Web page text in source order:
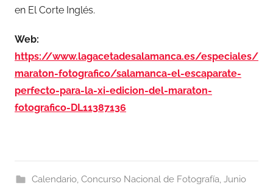
en El Corte Inglés.
Web:
https://www.lagacetadesalamanca.es/especiales/
maraton-fotografico/salamanca-el-escaparate-
perfecto-para-la-xi-edicion-del-maraton-
fotografico-DL11387136
Calendario, Concurso Nacional de Fotografía, Junio